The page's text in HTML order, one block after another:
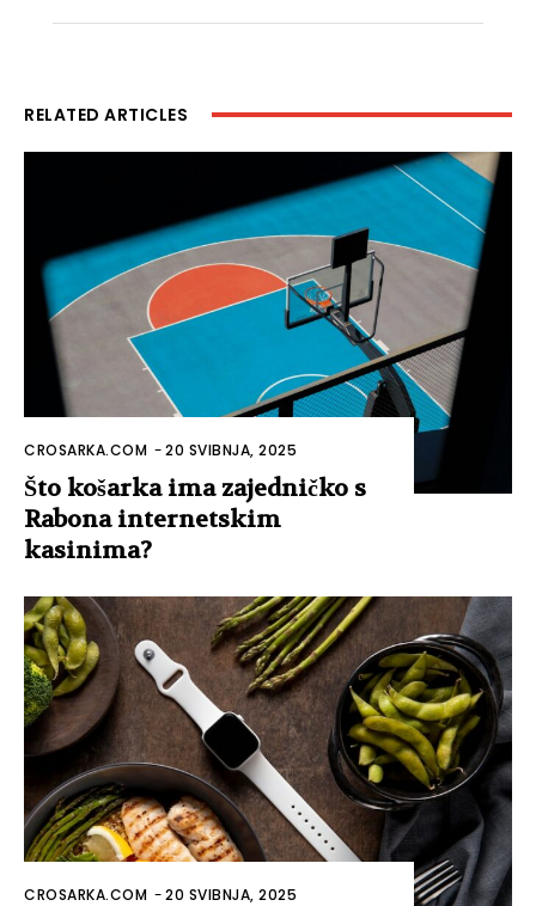
RELATED ARTICLES
CROSARKA.COM -20 SVIBNJA, 2025
Što košarka ima zajedničko s
Rabona internetskim
kasinima?
CROSARKA.COM -20 SVIBNJA, 2025